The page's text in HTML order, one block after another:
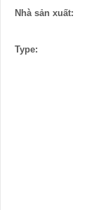
Nhà sản xuất:
Type: